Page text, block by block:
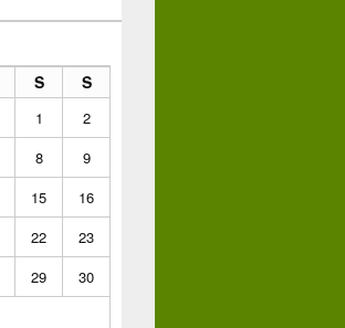
S S
1
2
8
9
15
16
22
23
29
30